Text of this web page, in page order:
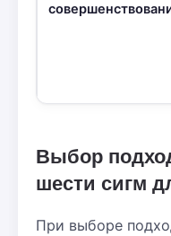
Выбор
шести сигм
При выборе